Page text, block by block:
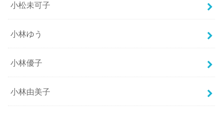
小松未可子
小林ゆう
小林優子
小林由美子